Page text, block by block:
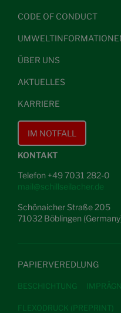
CODE OF CONDUCT
ÜBER UNS
AKTUELLES
KARRIERE
IM NOTFALL
KONTAKT
Telefon +49 7031 282-0
mail@schillseilacher.de
Schönaicher Straße 205
71032 Böblingen
PAPIERVEREDLUNG
BESCHICHTUNG
FLEXODRUCK (PREPRINT)